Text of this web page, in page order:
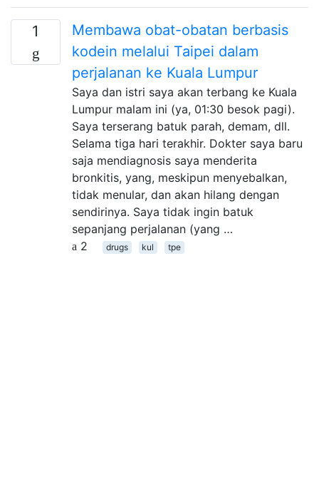
1
Membawa obat-obatan berbasis
kodein melalui Taipei dalam
perjalanan ke Kuala Lumpur
Saya dan istri saya akan terbang ke Kuala
Lumpur malam ini (ya, 01:30 besok pagi).
Saya terserang batuk parah, demam, dll.
Selama tiga hari terakhir. Dokter saya baru
saja mendiagnosis saya menderita
bronkitis, yang, meskipun menyebalkan,
tidak menular, dan akan hilang dengan
sendirinya. Saya tidak ingin batuk
sepanjang perjalanan (yang …
2
drugs kul tpe